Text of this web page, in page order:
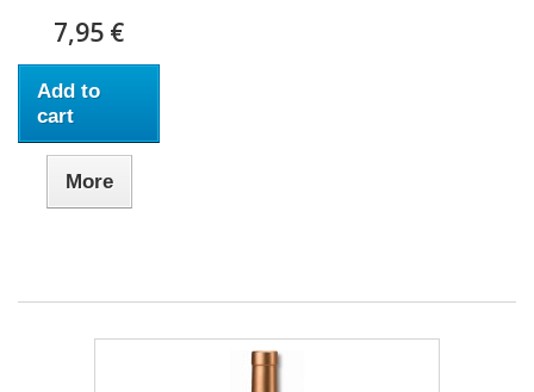
7,95 €
Add to
cart
More